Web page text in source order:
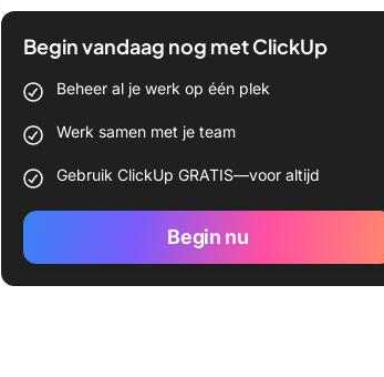
Begin vandaag nog met ClickUp
Beheer al je werk op één plek
Werk samen met je team
Gebruik ClickUp GRATIS—voor altijd
Begin nu